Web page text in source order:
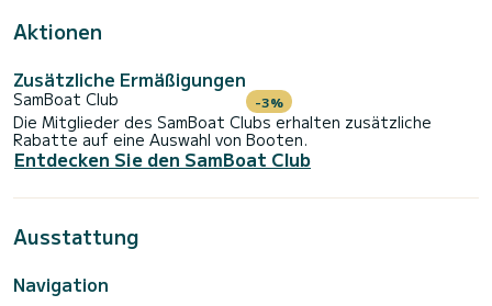
Aktionen
Zusätzliche Ermäßigungen
SamBoat Club -3%
Die Mitglieder des SamBoat Clubs erhalten zusätzliche
Rabatte auf eine Auswahl von Booten.
Entdecken Sie den SamBoat Club
Ausstattung
Navigation